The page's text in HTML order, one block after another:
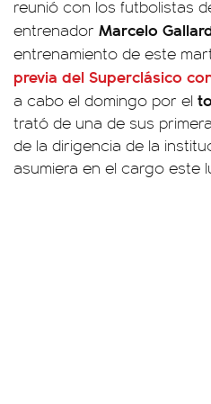
reunió con los futbolistas
entrenador Marcelo
entrenamiento de este
previa del Superclásico
a cabo el domingo por el
trató de una de sus
de la dirigencia de la
asumiera en el cargo este